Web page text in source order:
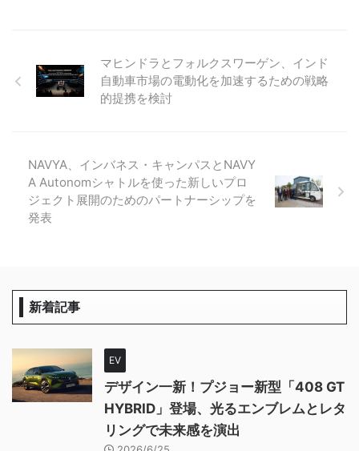
マヒンドラとフォルクスワーゲン、インド
自動車市場の電動化を加速するための戦略
的提携を検討
NAVYA、インバネス・キャンパスとNAVY
A Autonomシャトルを使った新しいプロ
ジェクト展開のためのパートナーシップを
発表
新着記事
EV
デザイン一新！プジョー新型「408 GT
HYBRID」登場、光るエンブレムとレタ
リングで未来感を演出